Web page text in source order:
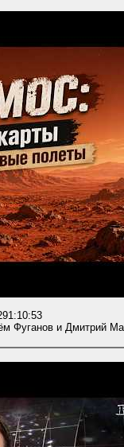
1:10:53
Фуганов и Дмитрий